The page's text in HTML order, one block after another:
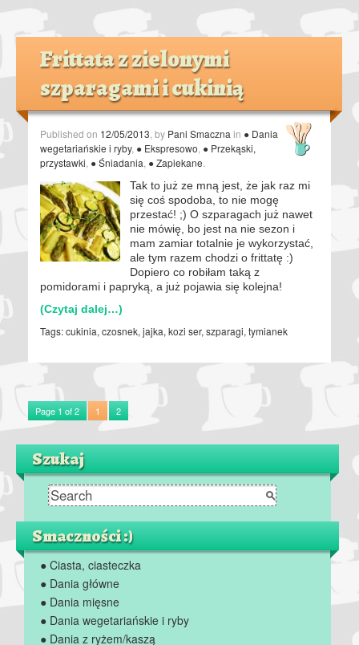
Frittata z zielonymi
szparagami i cukinią
Published on 12/05/2013 , by Pani Smaczna in ● Dania
wegetariańskie i ryby, ● Ekspresowo ● Przekąski,
przystawki ● Śniadania ● Zapiekane
Tak to już ze mną jest, że jak raz mi
się coś spodoba, to nie mogę
przestać! ;) O szparagach już nawet
nie mówię, bo jest na nie sezon i
mam zamiar totalnie je wykorzystać,
ale tym razem chodzi o frittatę :)
Dopiero co robiłam taką z
pomidorami i papryką, a już pojawia się kolejna!
(Czytaj dalej…)
Tags:cukinia, czosnek, jajka, kozi ser, szparagi, tymianek
Page 1 of 2 1 2
Szukaj
Smaczności :)
● Ciasta, ciasteczka
● Dania główne
● Dania mięsne
● Dania wegetariańskie i ryby
● Dania z ryżem/kaszą